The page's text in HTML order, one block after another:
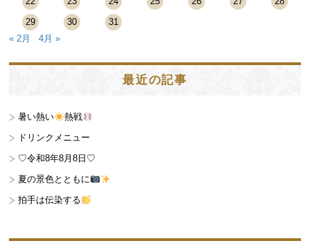
29
30
31
« 2月
4月 »
最近の記事
暑い熱い
熱戦
ドリンクメニュー
♡令和8年8月8日♡
夏の景色とともに
拍手は伝染する